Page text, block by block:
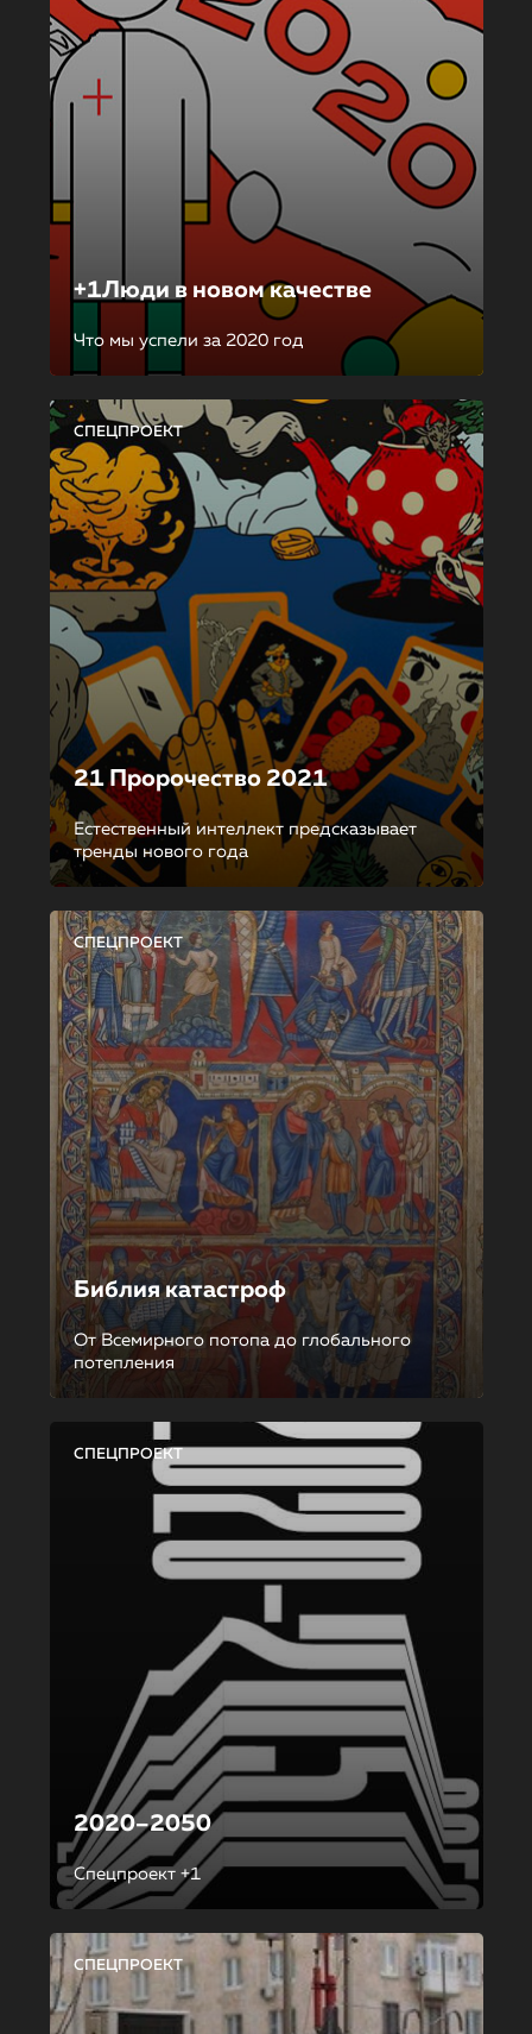
+1Люди в новом качестве
Что мы успели за 2020 год
СПЕЦПРОЕКТ
21 Пророчество 2021
Естественный интеллект предсказывает
тренды нового года
СПЕЦПРОЕКТ
Библия катастроф
От Всемирного потопа до глобального
потепления
СПЕЦПРОЕКТ
2020–2050
Спецпроект +1
СПЕЦПРОЕКТ